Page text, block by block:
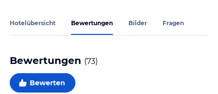
Hotelübersicht Bewertungen Bilder Fragen
Bewertungen (73)
Bewerten